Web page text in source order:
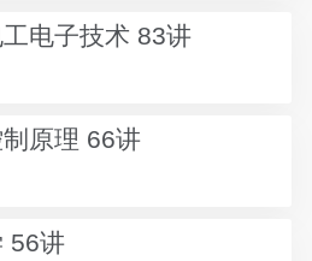
电子技术 83讲
原理 66讲
56讲